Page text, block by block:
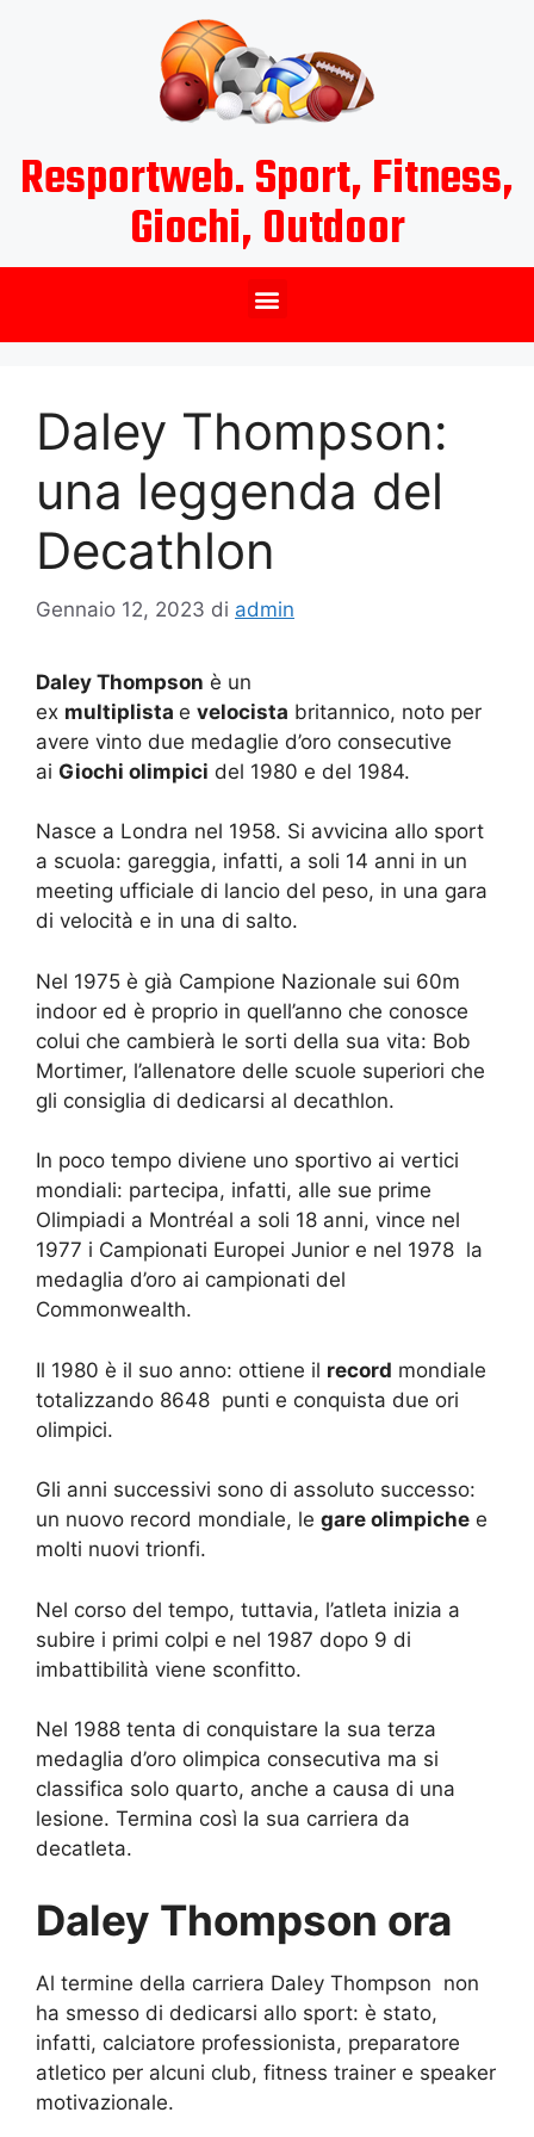
Resportweb. Sport, Fitness,
Giochi, Outdoor
Daley Thompson:
una leggenda del
Decathlon
Gennaio 12, 2023 di admin
Daley Thompson è un
ex multiplista e velocista britannico, noto per
avere vinto due medaglie d’oro consecutive
ai Giochi olimpici del 1980 e del 1984.
Nasce a Londra nel 1958. Si avvicina allo sport
a scuola: gareggia, infatti, a soli 14 anni in un
meeting ufficiale di lancio del peso, in una gara
di velocità e in una di salto.
Nel 1975 è già Campione Nazionale sui 60m
indoor ed è proprio in quell’anno che conosce
colui che cambierà le sorti della sua vita: Bob
Mortimer, l’allenatore delle scuole superiori che
gli consiglia di dedicarsi al decathlon.
In poco tempo diviene uno sportivo ai vertici
mondiali: partecipa, infatti, alle sue prime
Olimpiadi a Montréal a soli 18 anni, vince nel
1977 i Campionati Europei Junior e nel 1978 la
medaglia d’oro ai campionati del
Commonwealth.
Il 1980 è il suo anno: ottiene il record mondiale
totalizzando 8648 punti e conquista due ori
olimpici.
Gli anni successivi sono di assoluto successo:
un nuovo record mondiale, le gare olimpiche e
molti nuovi trionfi.
Nel corso del tempo, tuttavia, l’atleta inizia a
subire i primi colpi e nel 1987 dopo 9 di
imbattibilità viene sconfitto.
Nel 1988 tenta di conquistare la sua terza
medaglia d’oro olimpica consecutiva ma si
classifica solo quarto, anche a causa di una
lesione. Termina così la sua carriera da
decatleta.
Daley Thompson ora
Al termine della carriera Daley Thompson non
ha smesso di dedicarsi allo sport: è stato,
infatti, calciatore professionista, preparatore
atletico per alcuni club, fitness trainer e speaker
motivazionale.